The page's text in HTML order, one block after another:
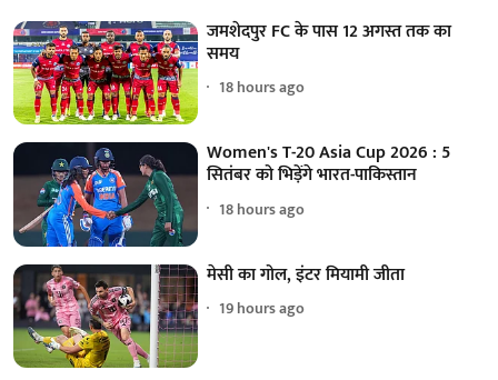
जमशेदपुर FC के पास 12 अगस्त तक का
समय
18 hours ago
Women's T-20 Asia Cup 2026 : 5
सितंबर को भिड़ेंगे भारत-पाकिस्तान
18 hours ago
मेसी का गोल, इंटर मियामी जीता
19 hours ago